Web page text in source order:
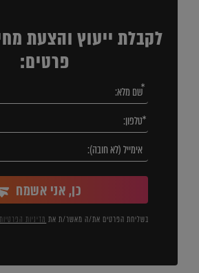
לקבלת ייעוץ והצעת
פרטים:
כן, אני אשמח
בשליחת הפרטים את/ה מאשר/ת את מדיניות הפרטיות